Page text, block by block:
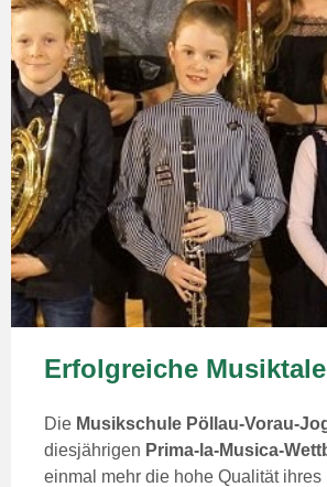
Erfolgreiche
Die Musikschule Pöllau-Vorau-
diesjährigen Prima-la-Musica-
einmal mehr die hohe Qualität ihres